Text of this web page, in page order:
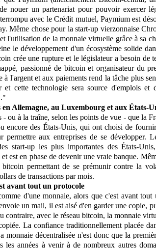
nouer un partenariat pour pouvoir exercer
avec le Crédit mutuel, Paymium est
Même chose pour la start-up vierzonnaise
l'utilisation de la monnaie virtuelle grâce à sa
le développement d'un écosystème solide
crée une rupture et le législateur a besoin de
passionné de bitcoin et organisateur du
l'argent et aux paiements rend la tâche plus
cette technologie sera source d'emplois et
en Allemagne, au Luxembourg et aux États-
- ou à la traîne, selon les points de vue - que la
encore des États-Unis, qui ont choisi de
aux entreprises de se développer.
start-up les plus importantes des États-
est en phase de devenir une vraie banque.
permettant de se prémunir contre la
de transactions par mois.
avant tout un protocole
d'une monnaie, alors que c'est avant tout
un mail, il est aisé d'en garder une copie,
contraire, avec le réseau bitcoin, la monnaie
La confiance traditionnellement placée
monnaie décentralisée n'est donc que la
les années à venir à de nombreux autres